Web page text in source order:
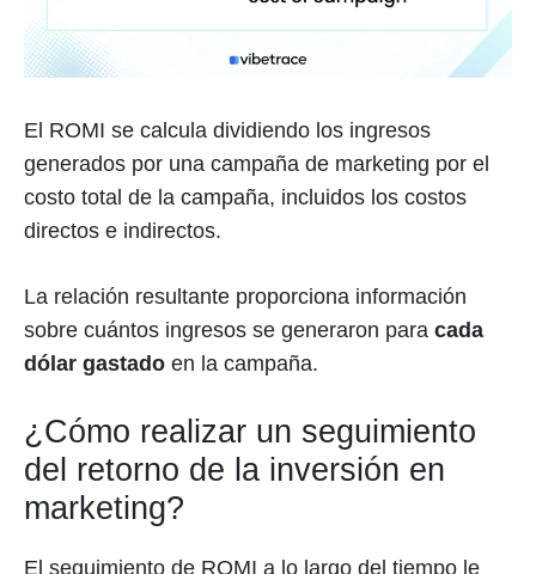
El ROMI se calcula dividiendo los ingresos
generados por una campaña de marketing por el
costo total de la campaña, incluidos los costos
directos e indirectos.
La relación resultante proporciona información
sobre cuántos ingresos se generaron para cada
dólar gastado en la campaña.
¿Cómo realizar un seguimiento
del retorno de la inversión en
marketing?
El seguimiento de ROMI a lo largo del tiempo le